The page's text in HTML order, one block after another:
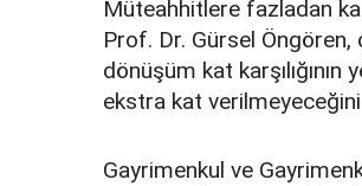
Müteahhitlere fazladan
Prof. Dr. Gürsel
dönüşüm kat karşılığının
ekstra kat verilmeyeceğini
Gayrimenkul ve